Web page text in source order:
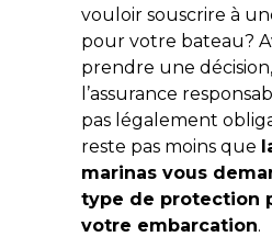
vouloir souscrire à
pour votre bateau?
prendre une
l’assurance
pas légalement
reste pas moins que
marinas vous
type de protection
votre embarcation.